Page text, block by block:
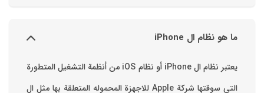
ما هو نظام ال iPhone
يعتبر نظام ال iPhone أو نظام iOS من أنظمة التشغيل المتطورة
التي سوقتها شركة Apple للاجهزة المحموله المتعلقة بها مثل ال